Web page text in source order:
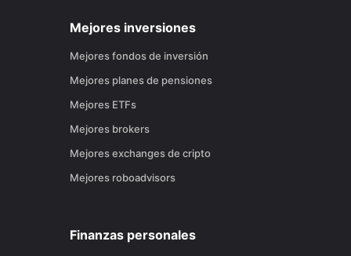
Mejores inversiones
Mejores fondos de inversión
Mejores planes de pensiones
Mejores ETFs
Mejores brokers
Mejores exchanges de cripto
Mejores roboadvisors
Finanzas personales